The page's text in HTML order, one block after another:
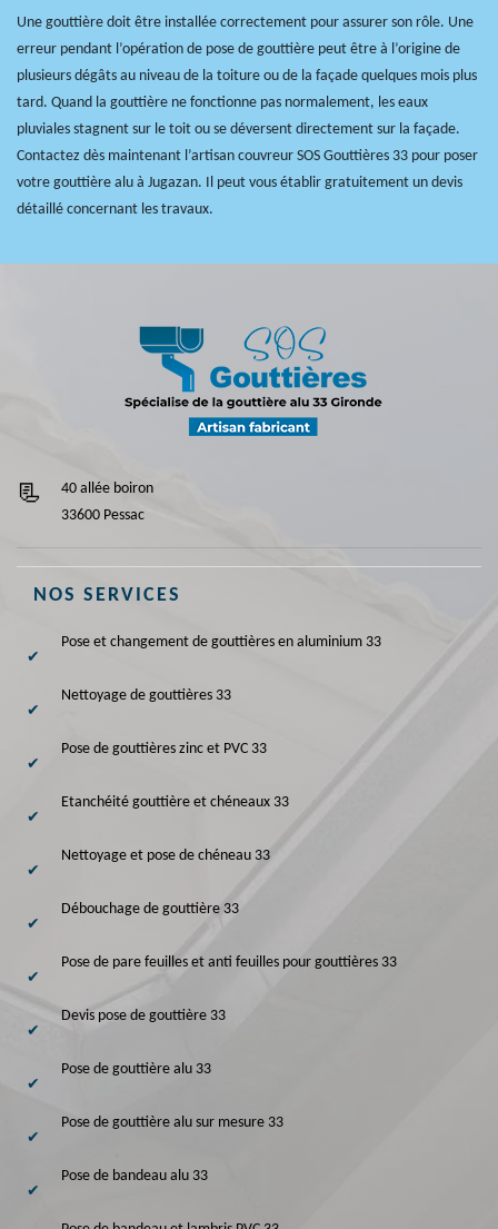
Une gouttière doit être installée correctement pour assurer son rôle. Une
erreur pendant l’opération de pose de gouttière peut être à l’origine de
plusieurs dégâts au niveau de la toiture ou de la façade quelques mois plus
tard. Quand la gouttière ne fonctionne pas normalement, les eaux
pluviales stagnent sur le toit ou se déversent directement sur la façade.
Contactez dès maintenant l’artisan couvreur SOS Gouttières 33 pour poser
votre gouttière alu à Jugazan. Il peut vous établir gratuitement un devis
détaillé concernant les travaux.
40 allée boiron
33600 Pessac
NOS SERVICES
Pose et changement de gouttières en aluminium 33
Nettoyage de gouttières 33
Pose de gouttières zinc et PVC 33
Etanchéité gouttière et chéneaux 33
Nettoyage et pose de chéneau 33
Débouchage de gouttière 33
Pose de pare feuilles et anti feuilles pour gouttières 33
Devis pose de gouttière 33
Pose de gouttière alu 33
Pose de gouttière alu sur mesure 33
Pose de bandeau alu 33